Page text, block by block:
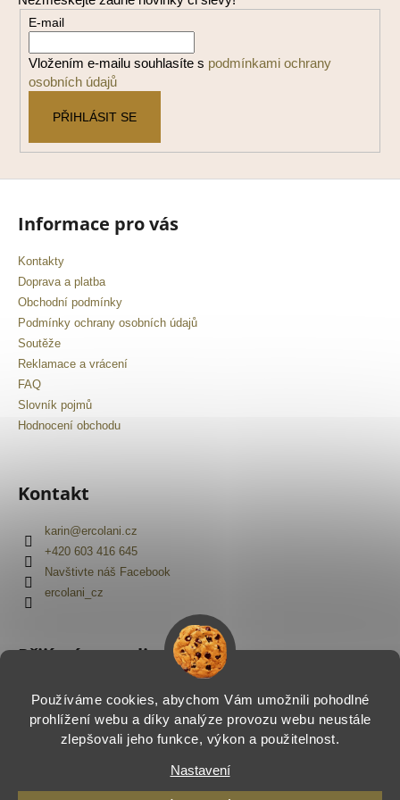
Používáme cookies, abychom Vám umožnili pohodlné
prohlížení webu a díky analýze provozu webu neustále
zlepšovali jeho funkce, výkon a použitelnost.
Nastavení
E-mail
Vložením e-mailu souhlasíte s podmínkami ochrany
osobních údajů
PŘIHLÁSIT SE
Informace pro vás
Kontakty
Doprava a platba
Obchodní podmínky
Podmínky ochrany osobních údajů
Soutěže
Reklamace a vrácení
FAQ
Slovník pojmů
Hodnocení obchodu
Kontakt
karin@ercolani.cz
+420 603 416 645
Navštivte náš Facebook
ercolani_cz
Přijímáme online platby
Vytvořil Shoptet